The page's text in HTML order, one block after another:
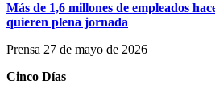
Más de 1,6 millones de empleados
quieren plena jornada
Prensa 27 de mayo de 2026
Cinco Días